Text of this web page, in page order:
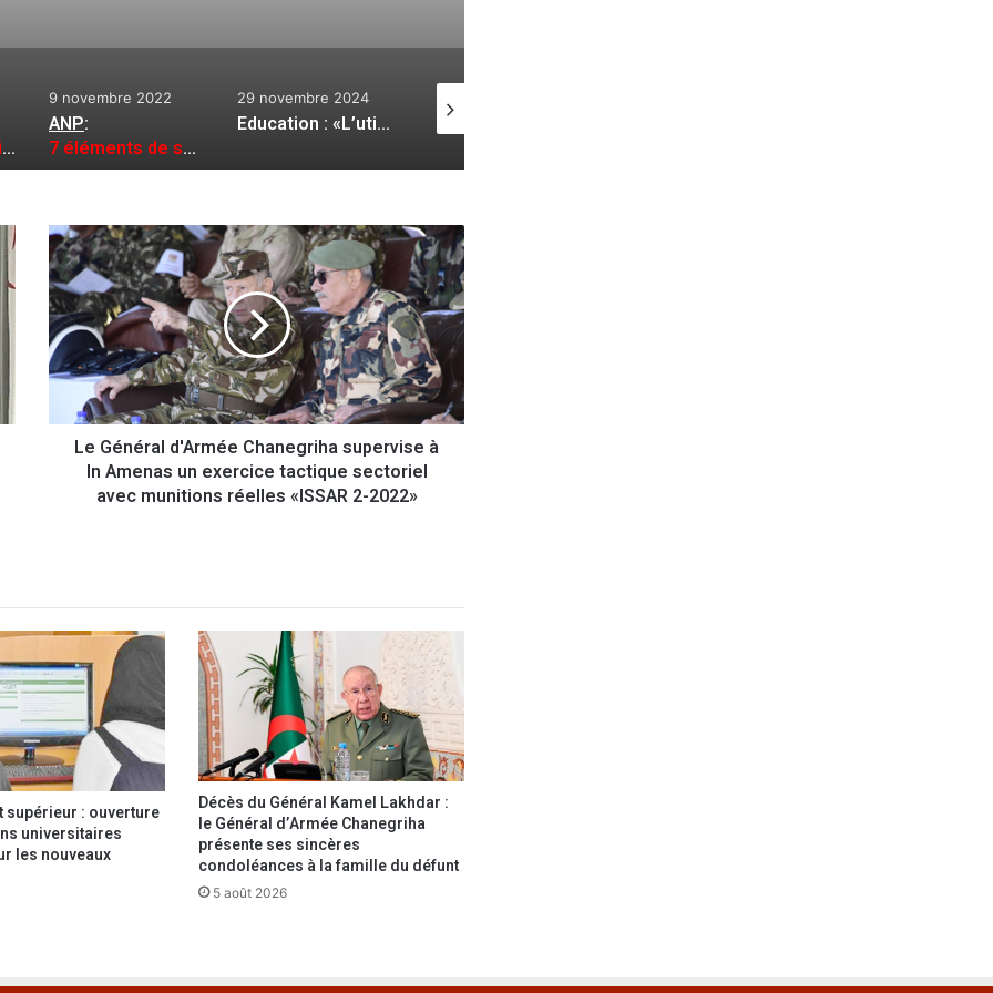
9 novembre 2022
ANP:
7 éléments de soutien aux groupes terroristes arrêtés en une semaine
29 novembre 2024
Education : «L’utilisation des technologies modernes dans l’enseignement de l’histoire de l’Algérie», thème d’une conférence à Alger
L
e
G
é
n
é
r
l
C
h
n
g
r
i
h
a
s
u
Le Général d'Armée Chanegriha supervise à
In Amenas un exercice tactique sectoriel
avec munitions réelles «ISSAR 2-2022»
supérieur : ouverture
universitaires
les nouveaux
Décès du Général Kamel Lakhdar :
le Général d’Armée Chanegriha
présente ses sincères
condoléances à la famille du défunt
5 août 2026